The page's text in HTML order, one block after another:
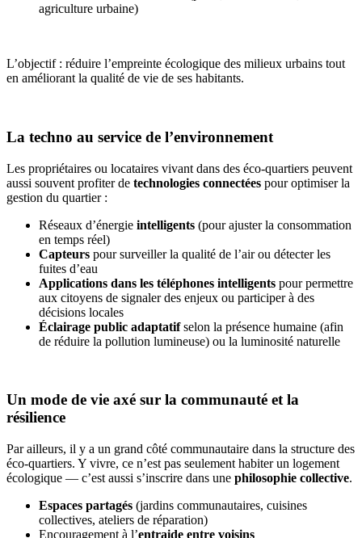
agriculture urbaine)
L’objectif : réduire l’empreinte écologique des milieux urbains tout
en améliorant la qualité de vie de ses habitants.
La techno au service de l’environnement
Les propriétaires ou locataires vivant dans des éco-quartiers peuvent
aussi souvent profiter de technologies connectées pour optimiser la
gestion du quartier :
Réseaux d’énergie intelligents (pour ajuster la consommation
en temps réel)
Capteurs pour surveiller la qualité de l’air ou détecter les
fuites d’eau
Applications dans les téléphones intelligents pour permettre
aux citoyens de signaler des enjeux ou participer à des
décisions locales
Éclairage public adaptatifselon la présence humaine (afin
de réduire la pollution lumineuse) ou la luminosité naturelle
Un mode de vie axé sur la communauté et la
résilience
Par ailleurs, il y a un grand côté communautaire dans la structure des
éco-quartiers. Y vivre, ce n’est pas seulement habiter un logement
écologique — c’est aussi s’inscrire dans une philosophie collective.
Espaces partagés (jardins communautaires, cuisines
collectives, ateliers de réparation)
Encouragement à l’entraide entre voisins